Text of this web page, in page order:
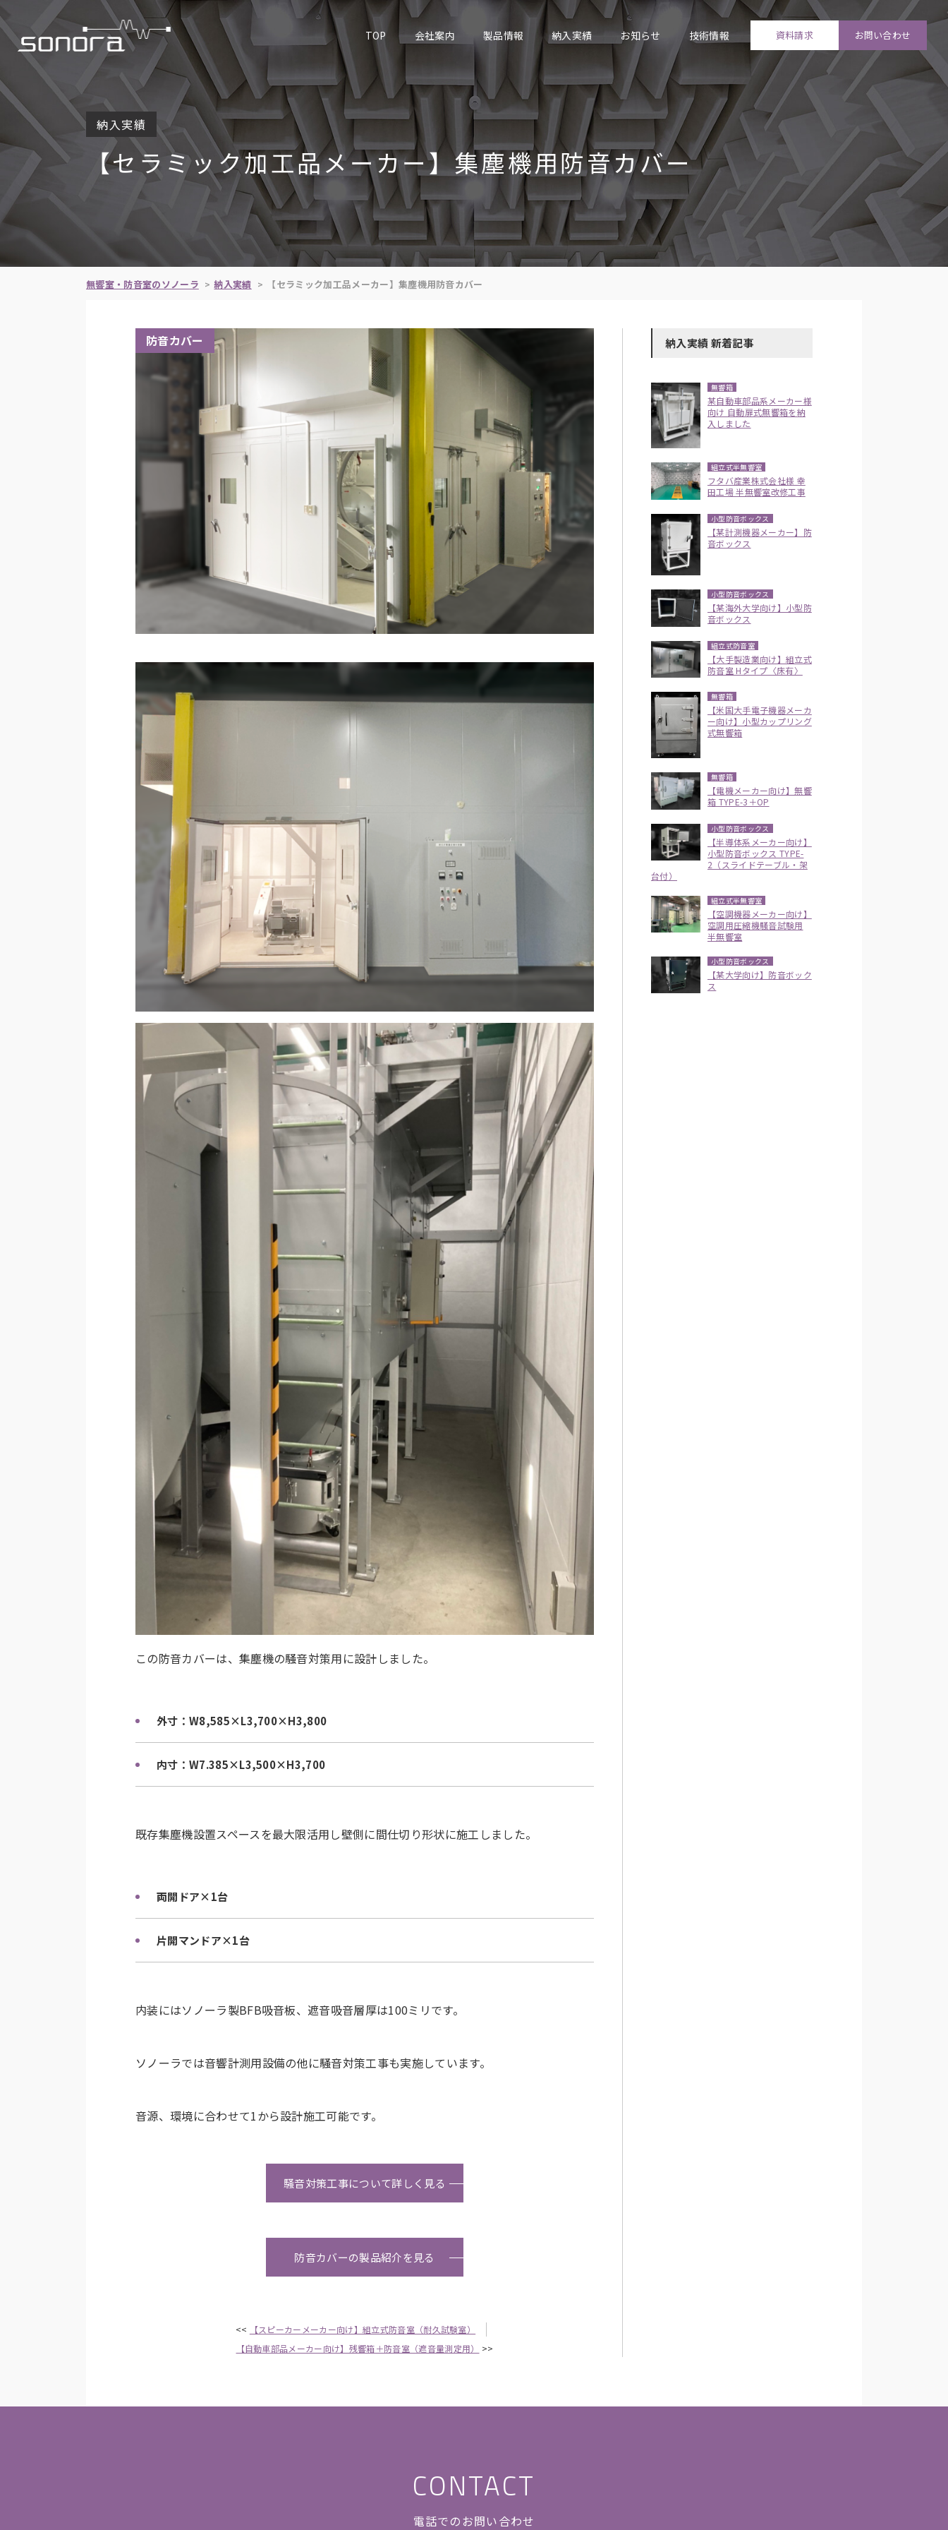
TOP 会社案内 製品情報 納入実績 お知らせ 技術情報 資料請求 お問い合わせ
納入実績
【セラミック加工品メーカー】集塵機用防音カバー
無響室・防音室のソノーラ 納入実績 【セラミック加工品メーカー】集塵機用防音カバー
防音カバー
この防音カバーは、集塵機の騒音対策用に設計しました。
外寸：W8,585×L3,700×H3,800
内寸：W7.385×L3,500×H3,700
既存集塵機設置スペースを最大限活用し壁側に間仕切り形状に施工しました。
両開ドア×1台
片開マンドア×1台
内装にはソノーラ製BFB吸音板、遮音吸音層厚は100ミリです。
ソノーラでは音響計測用設備の他に騒音対策工事も実施しています。
音源、環境に合わせて1から設計施工可能です。
騒音対策工事について詳しく見る
防音カバーの製品紹介を見る
<<
【スピーカーメーカー向け】組立式防音室（耐久試験室）
【自動車部品メーカー向け】残響箱＋防音室（遮音量測定用）
>>
納入実績 新着記事
無響箱
某自動車部品系メーカー様
向け 自動扉式無響箱を納
入しました
組立式半無響室
フタバ産業株式会社様 幸
田工場 半無響室改修工事
小型防音ボックス
【某計測機器メーカー】防
音ボックス
小型防音ボックス
【某海外大学向け】小型防
音ボックス
組立式防音室
【大手製造業向け】組立式
防音室 Hタイプ〈床有〉
無響箱
【米国大手電子機器メーカ
ー向け】小型カップリング
式無響箱
無響箱
【電機メーカー向け】無響
箱 TYPE-3＋OP
小型防音ボックス
【半導体系メーカー向け】
小型防音ボックス TYPE-
2（スライドテーブル・架
台付）
組立式半無響室
【空調機器メーカー向け】
空調用圧縮機騒音試験用
半無響室
小型防音ボックス
【某大学向け】防音ボック
ス
CONTACT
電話でのお問い合わせ